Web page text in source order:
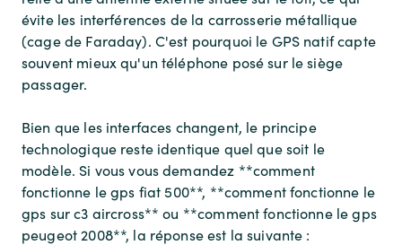
évite les interférences de la carrosserie métallique
(cage de Faraday). C'est pourquoi le GPS natif capte
souvent mieux qu'un téléphone posé sur le siège
passager.
Bien que les interfaces changent, le principe
technologique reste identique quel que soit le
modèle. Si vous vous demandez **comment
fonctionne le gps fiat 500**, **comment fonctionne le
gps sur c3 aircross** ou **comment fonctionne le gps
peugeot 2008**, la réponse est la suivante :